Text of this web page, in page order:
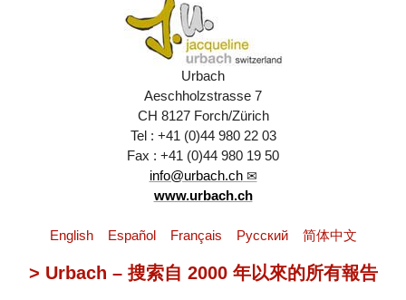
Urbach
Aeschholzstrasse 7
CH 8127 Forch/Zürich
Tel : +41 (0)44 980 22 03
Fax : +41 (0)44 980 19 50
info@urbach.ch
www.urbach.ch
English Español Français Pусский 简体中文
> Urbach – 搜索自 2000 年以來的所有報告